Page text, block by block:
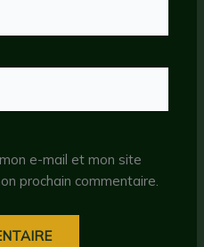
e-mail et mon site
prochain commentaire.